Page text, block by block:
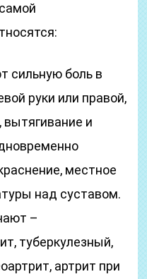
сильную боль в
руки или правой,
вытягивание и
местное
над суставом.
–
туберкулезный,
артрит при